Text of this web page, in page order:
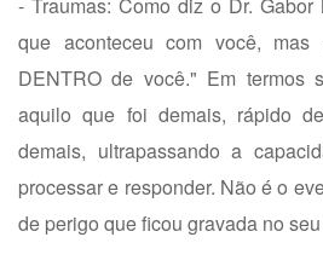
que aconteceu com você,
DENTRO de você." Em termos
aquilo que foi demais, rápido
demais, ultrapassando a
processar e responder. Não é o
de perigo que ficou gravada no